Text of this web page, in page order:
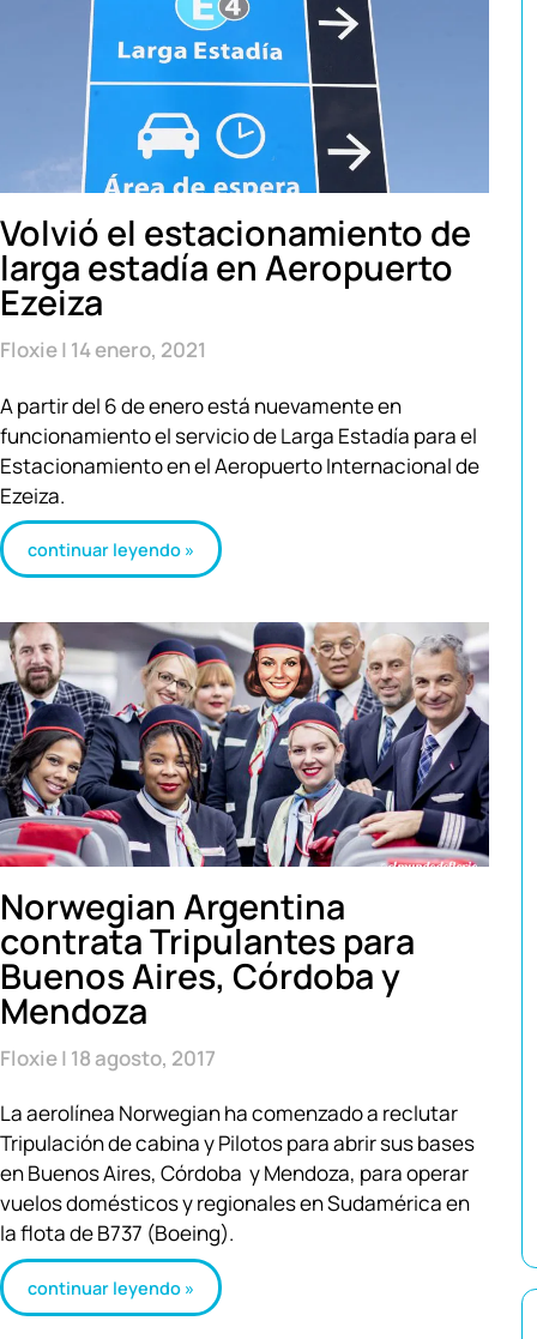
Volvió el estacionamiento de
larga estadía en Aeropuerto
Ezeiza
Floxie 14 enero, 2021
A partir del 6 de enero está nuevamente en
funcionamiento el servicio de Larga Estadía para el
Estacionamiento en el Aeropuerto Internacional de
Ezeiza.
continuar leyendo »
Norwegian Argentina
contrata Tripulantes para
Buenos Aires, Córdoba y
Mendoza
Floxie 18 agosto, 2017
La aerolínea Norwegian ha comenzado a reclutar
Tripulación de cabina y Pilotos para abrir sus bases
en Buenos Aires, Córdoba y Mendoza, para operar
vuelos domésticos y regionales en Sudamérica en
la flota de B737 (Boeing).
continuar leyendo »